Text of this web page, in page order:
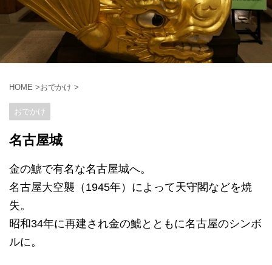
HOME >おでかけ >
おでかけ
名古屋城
金の鯱で有名な名古屋城へ。
名古屋大空襲（1945年）によって天守閣などを焼
失。
昭和34年に再建され金の鯱とともに名古屋のシンボ
ルに。